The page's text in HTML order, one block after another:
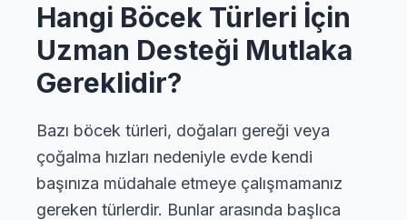
Hangi Böcek Türleri İçin
Uzman Desteği Mutlaka
Gereklidir?
Bazı böcek türleri, doğaları gereği veya
çoğalma hızları nedeniyle evde kendi
başınıza müdahale etmeye çalışmamanız
gereken türlerdir. Bunlar arasında başlıca